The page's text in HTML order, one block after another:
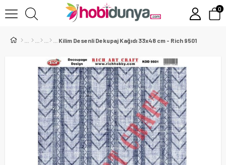
0
Kilim Desenli Dekupaj Kağıdı 33x48 cm - Rich 9501